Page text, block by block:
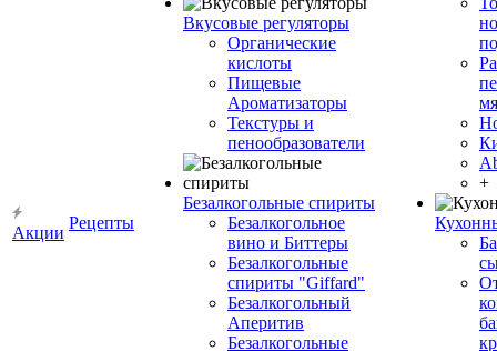
Акции
Рецепты
Вкусовые регуляторы
Органические
кислоты
Пищевые
Ароматизаторы
Текстуры и
пенообразователи
Безалкогольные спириты
Безалкогольное
вино и Биттеры
Безалкогольные
спириты "Giffard"
Безалкогольный
Аперитив
Безалкогольные
+